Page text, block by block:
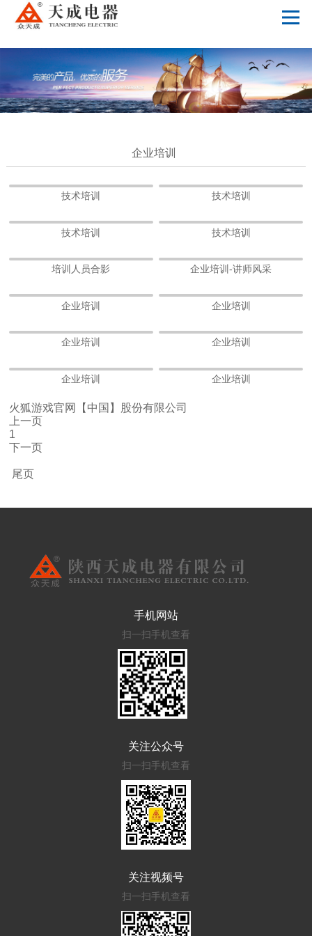
火狐游戏官网【中国】股份有限公司
企业培训
技术培训 技术培训
技术培训 技术培训
培训人员合影 企业培训-讲师风采
企业培训 企业培训
企业培训 企业培训
企业培训 企业培训
火狐游戏官网【中国】股份有限公司
上一页
1
下一页
尾页
手机网站
扫一扫手机查看
关注公众号
扫一扫手机查看
关注视频号
扫一扫手机查看